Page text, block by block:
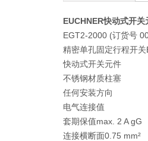
EUCHNER快动式开
EGT2-2000 (订货号
精密单孔固定行程开
快动式开关元件
不锈钢材质柱塞
任何安装方向
电气连接值
套期保值max. 2 A gG
连接横断面0.75 mm²